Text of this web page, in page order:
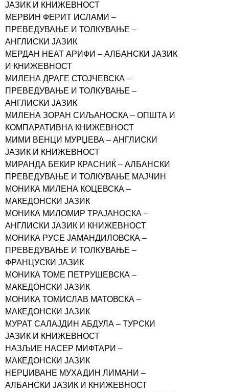
ЈАЗИК И КНИЖЕВНОСТ
МЕРВИН ФЕРИТ ИСЛАМИ –
ПРЕВЕДУВАЊЕ И ТОЛКУВАЊЕ –
АНГЛИСКИ ЈАЗИК
МЕРДАН НЕАТ АРИФИ – АЛБАНСКИ ЈАЗИК
И КНИЖЕВНОСТ
МИЛЕНА ДРАГЕ СТОЈЧЕВСКА –
ПРЕВЕДУВАЊЕ И ТОЛКУВАЊЕ –
АНГЛИСКИ ЈАЗИК
МИЛЕНА ЗОРАН СИЉАНОСКА – ОПШТА И
КОМПАРАТИВНА КНИЖЕВНОСТ
МИМИ ВЕНЦИ МУРЏЕВА – АНГЛИСКИ
ЈАЗИК И КНИЖЕВНОСТ
МИРАНДА БЕКИР КРАСНИЌ – АЛБАНСКИ
ПРЕВЕДУВАЊЕ И ТОЛКУВАЊЕ МАЈЧИН
МОНИКА МИЛЕНА КОЦЕВСКА –
МАКЕДОНСКИ ЈАЗИК
МОНИКА МИЛОМИР ТРАЈАНОСКА –
АНГЛИСКИ ЈАЗИК И КНИЖЕВНОСТ
МОНИКА РУСЕ ЈАМАНДИЛОВСКА –
ПРЕВЕДУВАЊЕ И ТОЛКУВАЊЕ –
ФРАНЦУСКИ ЈАЗИК
МОНИКА ТОМЕ ПЕТРУШЕВСКА –
МАКЕДОНСКИ ЈАЗИК
МОНИКА ТОМИСЛАВ МАТОВСКА –
МАКЕДОНСКИ ЈАЗИК
МУРАТ САЛАЈДИН АБДУЛА – ТУРСКИ
ЈАЗИК И КНИЖЕВНОСТ
НАЗЉИЕ НАСЕР МИФТАРИ –
МАКЕДОНСКИ ЈАЗИК
НЕРЏИВАНЕ МУХАДИН ЛИМАНИ –
АЛБАНСКИ ЈАЗИК И КНИЖЕВНОСТ